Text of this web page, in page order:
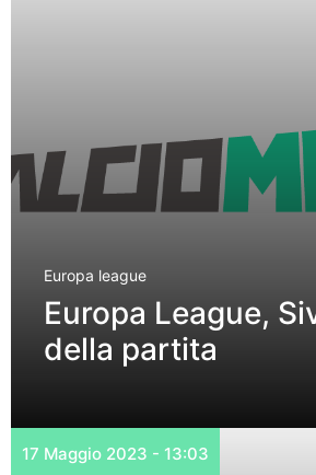
Europa league
Europa League,
della partita
17 Maggio 2023 - 13:03